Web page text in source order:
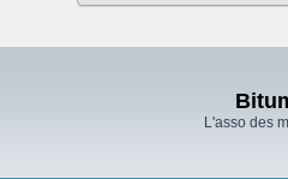
L'asso des